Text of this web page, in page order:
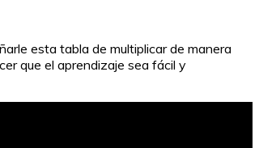
esta tabla de multiplicar de manera
que el aprendizaje sea fácil y